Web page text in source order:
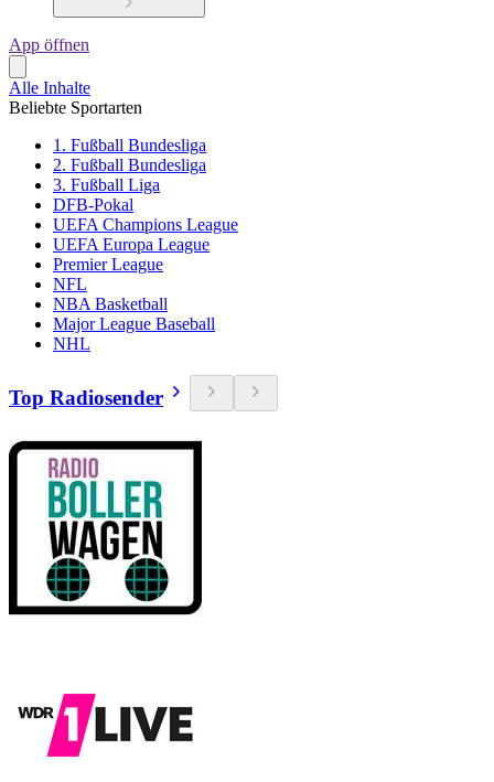
App öffnen
Alle Inhalte
Beliebte Sportarten
1. Fußball Bundesliga
2. Fußball Bundesliga
3. Fußball Liga
DFB-Pokal
UEFA Champions League
UEFA Europa League
Premier League
NFL
NBA Basketball
Major League Baseball
NHL
Top Radiosender